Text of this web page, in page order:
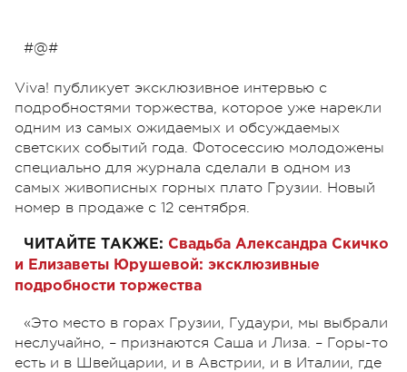
#@#
Viva! публикует эксклюзивное интервью с
подробностями торжества, которое уже нарекли
одним из самых ожидаемых и обсуждаемых
светских событий года. Фотосессию молодожены
специально для журнала сделали в одном из
самых живописных горных плато Грузии. Новый
номер в продаже с 12 сентября.
ЧИТАЙТЕ ТАКЖЕ: Свадьба Александра Скичко
и Елизаветы Юрушевой: эксклюзивные
подробности торжества
«Это место в горах Грузии, Гудаури, мы выбрали
неслучайно, – признаются Саша и Лиза. – Горы-то
есть и в Швейцарии, и в Австрии, и в Италии, где